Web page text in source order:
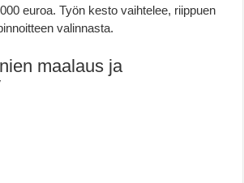
euroa. Työn kesto vaihtelee, riippuen
valinnasta.
maalaus ja